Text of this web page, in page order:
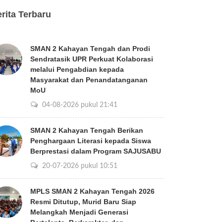
Terbaru
SMAN 2 Kahayan Tengah dan Prodi
Sendratasik UPR Perkuat Kolaborasi
melalui Pengabdian kepada
Masyarakat dan Penandatanganan
MoU
04-08-2026 pukul 21:41
SMAN 2 Kahayan Tengah Berikan
Penghargaan Literasi kepada Siswa
Berprestasi dalam Program SAJUSABU
20-07-2026 pukul 10:51
MPLS SMAN 2 Kahayan Tengah 2026
Resmi Ditutup, Murid Baru Siap
Melangkah Menjadi Generasi